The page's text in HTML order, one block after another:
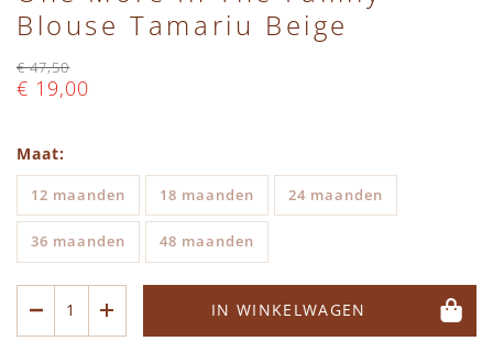
Blouse Tamariu Beige
€ 19,00
€ 47,50
Maat
12 maanden 18 maanden 24 maanden
36 maanden 48 maanden
IN WINKELWAGEN